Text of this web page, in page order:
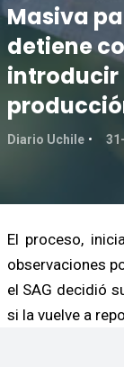
Masiva
detiene
introducir
Diario Uchile
El proceso,
observaciones
el SAG decidió
si la vuelve a